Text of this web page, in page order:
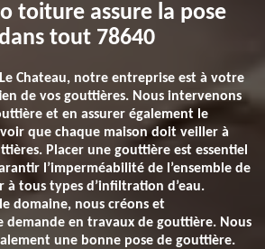
toiture assure la pose
tout 78640
Chateau, notre entreprise est à votre
de vos gouttières. Nous intervenons
et en assurer également le
que chaque maison doit veiller à
Placer une gouttière est essentiel
l’imperméabilité de l’ensemble de
à tous types d’infiltration d’eau.
domaine, nous créons et
demande en travaux de gouttière. Nous
une bonne pose de gouttière.